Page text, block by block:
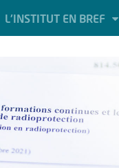
L'INSTITUT EN BREF